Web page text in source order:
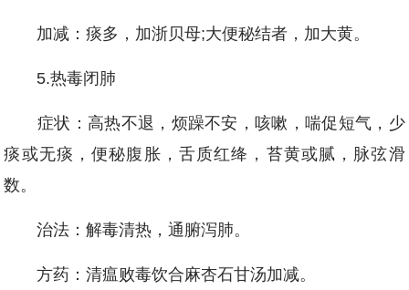
加减：痰多，加浙贝母;大便秘结者，加大黄。
5.热毒闭肺
症状：高热不退，烦躁不安，咳嗽，喘促短气，少
痰或无痰，便秘腹胀，舌质红绛，苔黄或腻，脉弦滑
数。
治法：解毒清热，通腑泻肺。
方药：清瘟败毒饮合麻杏石甘汤加减。